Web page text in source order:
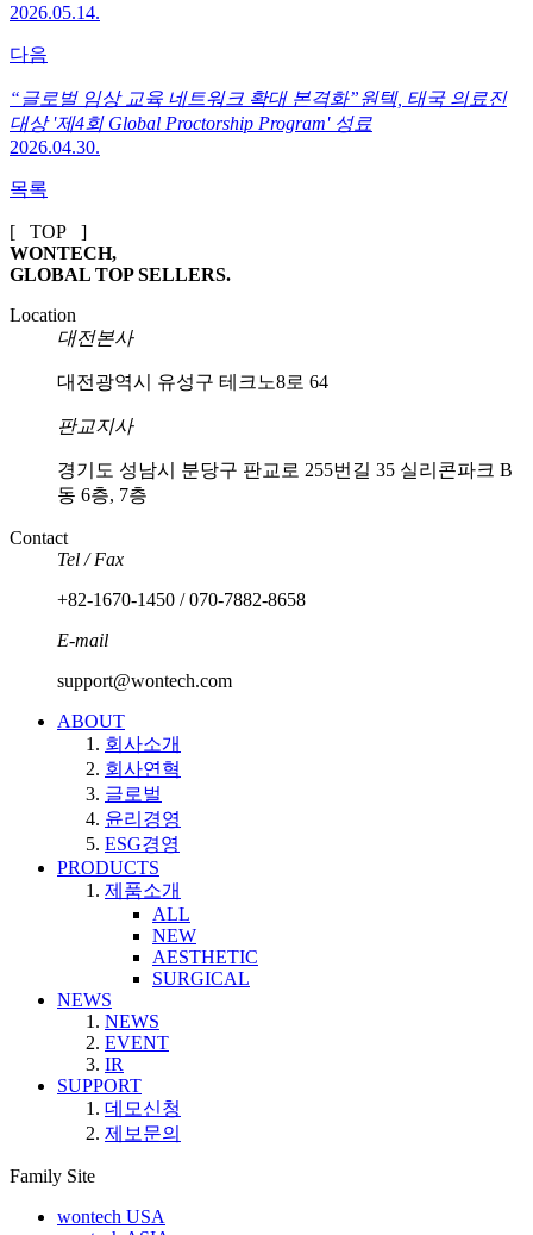
2026.05.14.
다음
“글로벌 임상 교육 네트워크 확대 본격화”원텍, 태국 의료진
대상 '제4회 Global Proctorship Program' 성료
2026.04.30.
목록
[ TOP ]
WONTECH,
GLOBAL TOP SELLERS.
Location
대전본사
대전광역시 유성구 테크노8로 64
판교지사
경기도 성남시 분당구 판교로 255번길 35 실리콘파크 B
동 6층, 7층
Contact
Tel / Fax
+82-1670-1450 / 070-7882-8658
E-mail
support@wontech.com
ABOUT
회사소개
회사연혁
글로벌
윤리경영
ESG경영
PRODUCTS
제품소개
ALL
NEW
AESTHETIC
SURGICAL
NEWS
NEWS
EVENT
IR
SUPPORT
데모신청
제보문의
Family Site
wontech USA